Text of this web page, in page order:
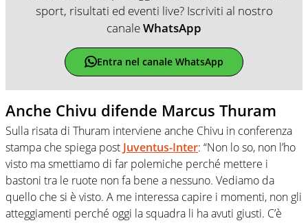
sport, risultati ed eventi live? Iscriviti al nostro
canaleWhatsApp
Entra nel canale WhatsApp
Anche Chivu difende Marcus Thuram
Sulla risata di Thuram interviene anche Chivu in conferenza
stampa che spiega post Juventus-Inter: “Non lo so, non l’ho
visto ma smettiamo di far polemiche perché mettere i
bastoni tra le ruote non fa bene a nessuno. Vediamo da
quello che si è visto. A me interessa capire i momenti, non gli
atteggiamenti perché oggi la squadra li ha avuti giusti. C’è